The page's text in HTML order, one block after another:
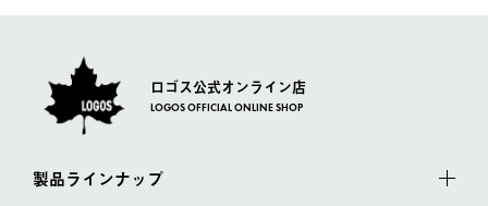
ロゴス公式オンライン店
LOGOS OFFICIAL ONLINE SHOP
製品ラインナップ